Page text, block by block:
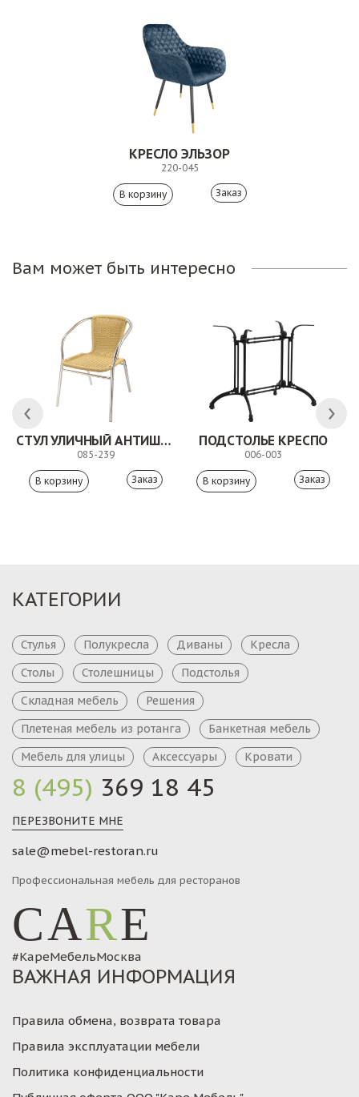
КРЕСЛО ЭЛЬЗОР
220-045
Заказ
Вам может быть интересно
СТУЛ УЛИЧНЫЙ АНТИШОН
085-239
Заказ
ПОДСТОЛЬЕ КРЕСПО
006-003
Заказ
8 (495) 369 18 45
ПЕРЕЗВОНИТЕ МНЕ
sale@mebel-restoran.ru
Профессиональная мебель для ресторанов
CARE
#КареМебельМосква
КАТЕГОРИИ
Стулья Полукресла Диваны
Кресла
Столы
Столешницы
Подстолья
Складная мебель
Решения
Плетеная мебель из ротанга
Банкетная мебель
Мебель для улицы
Аксессуары Кровати
ВАЖНАЯ ИНФОРМАЦИЯ
Правила обмена, возврата товара
Правила эксплуатации мебели
Политика конфиденциальности